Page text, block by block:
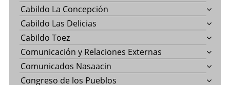
Cabildo La Concepción
Cabildo Las Delicias
Cabildo Toez
Comunicación y Relaciones Externas
Comunicados Nasaacin
Congreso de los Pueblos